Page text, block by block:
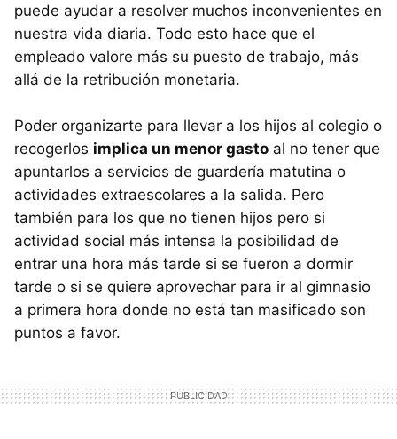
puede ayudar a resolver muchos inconvenientes en
nuestra vida diaria. Todo esto hace que el
empleado valore más su puesto de trabajo, más
allá de la retribución monetaria.
Poder organizarte para llevar a los hijos al colegio o
recogerlos implica un menor gasto al no tener que
apuntarlos a servicios de guardería matutina o
actividades extraescolares a la salida. Pero
también para los que no tienen hijos pero si
actividad social más intensa la posibilidad de
entrar una hora más tarde si se fueron a dormir
tarde o si se quiere aprovechar para ir al gimnasio
a primera hora donde no está tan masificado son
puntos a favor.